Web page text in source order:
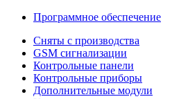
Программное обеспечение
Сняты с производства
GSM сигнализации
Контрольные панели
Контрольные приборы
Дополнительные модули